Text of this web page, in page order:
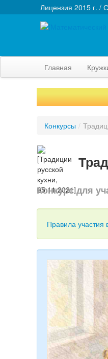
Лицензия 2015 г. /
Главная
Конкурсы /
Конкурс для
Правила участия